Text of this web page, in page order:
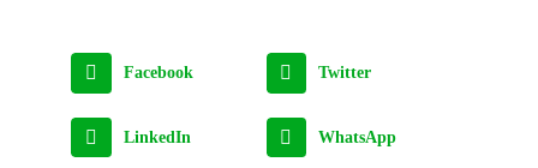
Facebook Twitter
LinkedIn WhatsApp